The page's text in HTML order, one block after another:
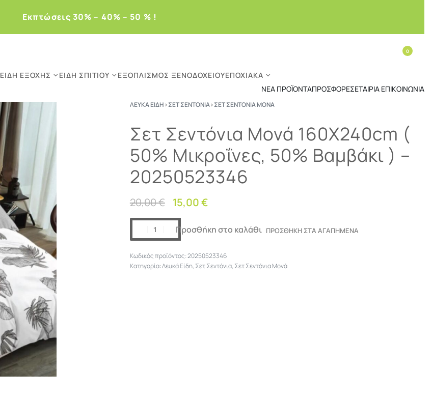
Eκπτώσεις 30% – 40% – 50 % !
0
ΕΊΔΗ ΕΞΟΧΉΣ ΕΊΔΗ ΣΠΙΤΙΟΎ ΕΞΟΠΛΙΣΜΌΣ ΞΕΝΟΔΟΧΕΊΟΥΕΠΟΧΙΑΚΆ
ΝΈΑ ΠΡΟΪΌΝΤΑΠΡΟΣΦΟΡΈΣΕΤΑΙΡΊΑ ΕΠΙΚΟΙΝΩΝΊΑ
ΛΕΥΚΆ ΕΊΔΗ›ΣΕΤ ΣΕΝΤΌΝΙΑ›ΣΕΤ ΣΕΝΤΌΝΙΑ ΜΟΝΆ
Σετ Σεντόνια Μονά 160Χ240cm (
50% Μικροΐνες, 50% Βαμβάκι ) –
20250523346
20,00€ 15,00€
Προσθήκη στο καλάθι ΠΡΟΣΘΗΚΗ ΣΤΑ ΑΓΑΠΗΜΕΝΑ
20250523346
Κατηγορία:Λευκά Είδη, Σετ Σεντόνια, Σετ Σεντόνια Μονά